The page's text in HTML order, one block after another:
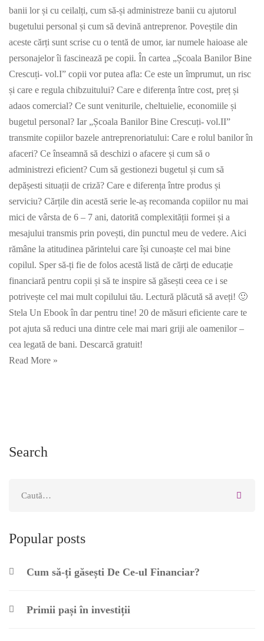
banii lor și cu ceilalți, cum să-și administreze banii cu ajutorul
bugetului personal și cum să devină antreprenor. Poveștile din
aceste cărți sunt scrise cu o tentă de umor, iar numele haioase ale
personajelor îi fascinează pe copii. În cartea „Școala Banilor Bine
Crescuți- vol.I” copii vor putea afla: Ce este un împrumut, un risc
și care e regula chibzuitului? Care e diferența între cost, preț și
adaos comercial? Ce sunt veniturile, cheltuielie, economiile și
bugetul personal? Iar „Școala Banilor Bine Crescuți- vol.II”
transmite copiilor bazele antreprenoriatului: Care e rolul banilor în
afaceri? Ce înseamnă să deschizi o afacere și cum să o
administrezi eficient? Cum să gestionezi bugetul și cum să
depășesti situații de criză? Care e diferența între produs și
serviciu? Cărțile din acestă serie le-aș recomanda copiilor nu mai
mici de vârsta de 6 – 7 ani, datorită complexității formei și a
mesajului transmis prin povești, din punctul meu de vedere. Aici
rămâne la atitudinea părintelui care își cunoaște cel mai bine
copilul. Sper să-ți fie de folos acestă listă de cărți de educație
financiară pentru copii și să te inspire să găsești ceea ce i se
potrivește cel mai mult copilului tău. Lectură plăcută să aveți! 🙂
Stela Un Ebook în dar pentru tine! 20 de măsuri eficiente care te
pot ajuta să reduci una dintre cele mai mari griji ale oamenilor –
cea legată de bani. Descarcă gratuit!
Read More »
Search
Popular posts
Cum să-ți găsești De Ce-ul Financiar?
Primii pași în investiții